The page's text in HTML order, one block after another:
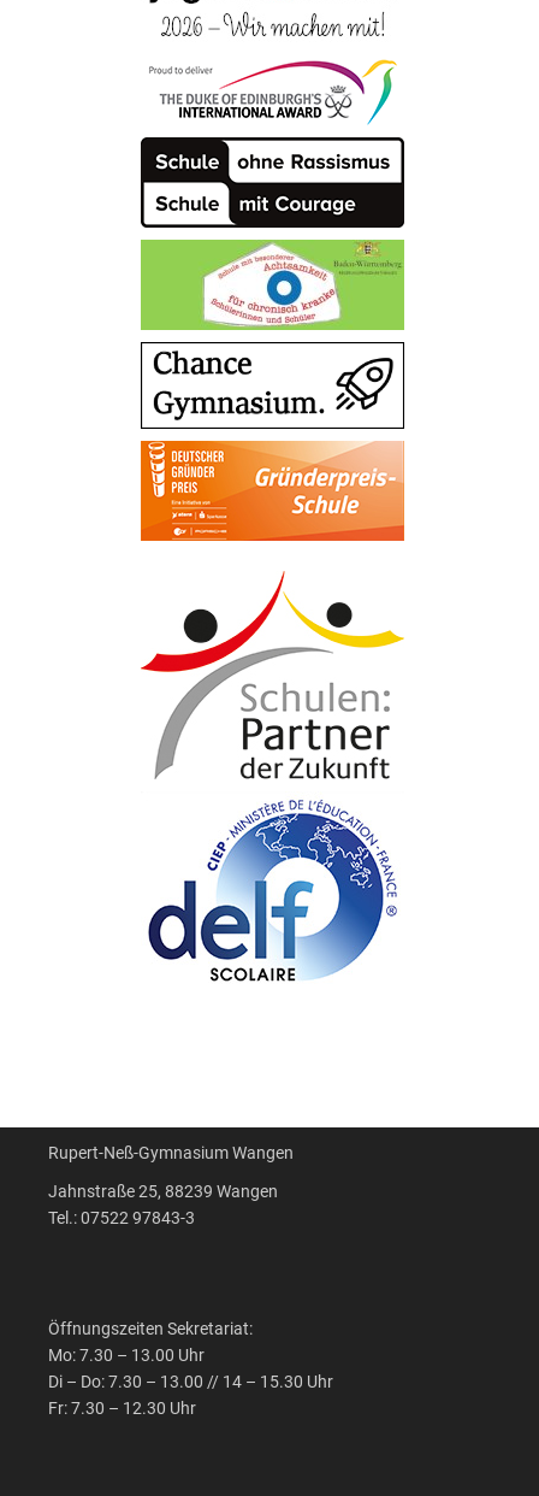
Rupert-Neß-Gymnasium Wangen
Jahnstraße 25, 88239 Wangen
Tel.: 07522 97843-3
Öffnungszeiten Sekretariat:
Mo: 7.30 – 13.00 Uhr
Di – Do: 7.30 – 13.00 // 14 – 15.30 Uhr
Fr: 7.30 – 12.30 Uhr